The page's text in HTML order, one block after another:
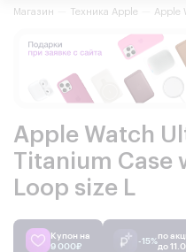
Магазин Техника Apple Apple
Apple Watch
Titanium Case
Loop size L
Купон на
9 000₽
-15%по
до